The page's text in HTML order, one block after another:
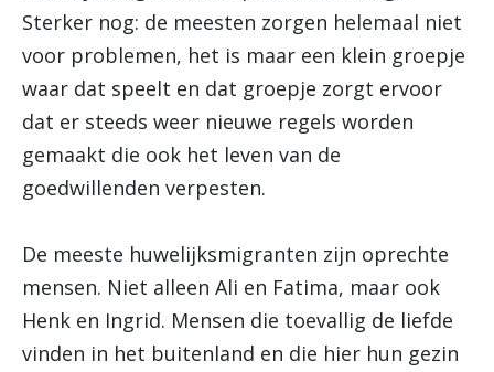
Sterker nog: de meesten zorgen helemaal niet
voor problemen, het is maar een klein groepje
waar dat speelt en dat groepje zorgt ervoor
dat er steeds weer nieuwe regels worden
gemaakt die ook het leven van de
goedwillenden verpesten.
De meeste huwelijksmigranten zijn oprechte
mensen. Niet alleen Ali en Fatima, maar ook
Henk en Ingrid. Mensen die toevallig de liefde
vinden in het buitenland en die hier hun gezin